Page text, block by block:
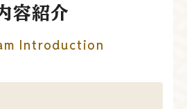
容紹介
Introduction